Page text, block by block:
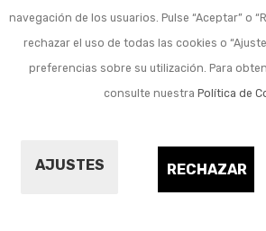
navegación de los usuarios. Pulse “Aceptar” o
rechazar el uso de todas las cookies o
preferencias sobre su utilización. Para
consulte nuestra Política de
AJUSTES RECHAZAR
Taburetes y
plataformas